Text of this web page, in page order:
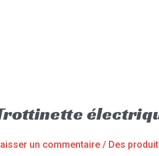
un commentaire / Des